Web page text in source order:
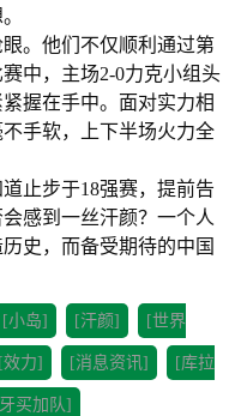
。他们不仅顺利通过第
中，主场2-0力克小组头
握在手中。面对实力相
手软，上下半场火力全
止步于18强赛，提前告
感到一丝汗颜？一个人
史，而备受期待的中国
[小岛] [汗颜] [世界
[效力] [消息资讯] [库拉
买加队]